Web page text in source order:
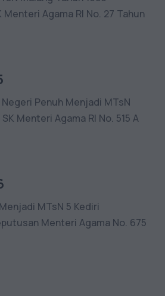
Menteri Agama RI No. 27 Tahun
Penuh Menjadi MTsN
Menteri Agama RI No. 515 A
MTsN 5 Kediri
Menteri Agama No. 675